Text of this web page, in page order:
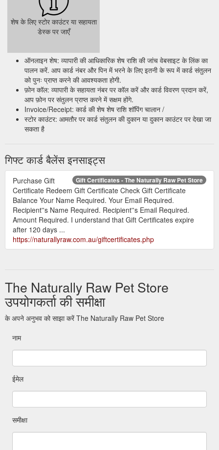
शेष के लिए स्टोर काउंटर या सहायता
डेस्क पर जाएँ
ऑनलाइन शेष: व्यापारी की आधिकारिक शेष राशि की जांच वेबसाइट के लिंक का
पालन करें. आप कार्ड नंबर और पिन में भरने के लिए इतनी के रूप में कार्ड संतुलन
को पुनः प्राप्त करने की आवश्यकता होगी.
फ़ोन कॉल: व्यापारी के सहायता नंबर पर कॉल करें और कार्ड विवरण प्रदान करें,
आप फ़ोन पर संतुलन प्राप्त करने में सक्षम होंगे.
Invoice/Receipt: कार्ड की शेष शेष राशि शॉपिंग चालान /
स्टोर काउंटर: आमतौर पर कार्ड संतुलन की दुकान या दुकान काउंटर पर देखा जा
सकता है
गिफ्ट कार्ड बैलेंस इनसाइट्स
Gift Certificates - The Naturally Raw Pet Store
Purchase Gift
Certificate Redeem Gift Certificate Check Gift Certificate
Balance Your Name Required. Your Email Required.
Recipient''s Name Required. Recipient''s Email Required.
Amount Required. I understand that Gift Certificates expire
after 120 days ...
https://naturallyraw.com.au/giftcertificates.php
The Naturally Raw Pet Store
उपयोगकर्ता की समीक्षा
के अपने अनुभव को साझा करें The Naturally Raw Pet Store
नाम
ईमेल
समीक्षा